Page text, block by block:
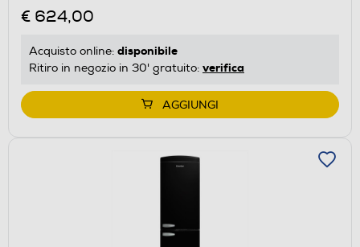
Calcolatore
risparmio
energetico
di
Youreko.
€ 624,00
Acquisto online: disponibile
Ritiro in negozio in 30' gratuito: verifica
AGGIUNGI